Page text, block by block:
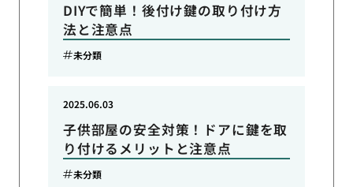
DIYで簡単！後付け鍵の取り付け方
法と注意点
未分類
子供部屋の安全対策！ドアに鍵を取
り付けるメリットと注意点
2025.06.03
未分類